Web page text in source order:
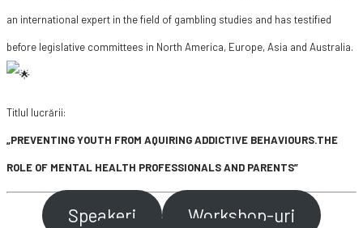
an international expert in the field of gambling studies and has testified
before legislative committees in North America, Europe, Asia and Australia.
Titlul lucrării:
„PREVENTING YOUTH FROM AQUIRING ADDICTIVE BEHAVIOURS.THE
ROLE OF MENTAL HEALTH PROFESSIONALS AND PARENTS”
Speakeri
Workshop-uri